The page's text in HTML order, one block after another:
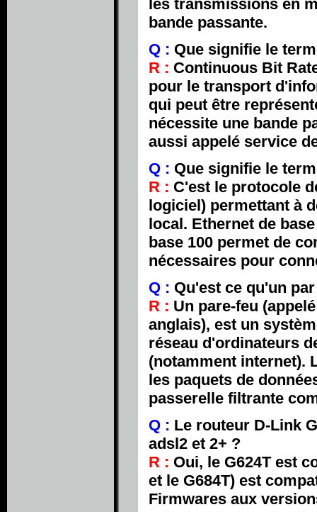
les transmissions en
bande passante.
Q : Que signifie le
R : Continuous Bit
pour le transport
qui peut être
nécessite une bande
aussi appelé service
Q : Que signifie le
R : C'est le protocole
logiciel) permettant à
local. Ethernet de
base 100 permet de
nécessaires pour
Q : Qu'est ce qu'un
R : Un pare-feu
anglais), est un
réseau d'ordinateurs
(notamment internet).
les paquets de
passerelle filtrante
Q : Le routeur D-Link
adsl2 et 2+ ?
R : Oui, le G624T est
et le G684T) est
Firmwares aux